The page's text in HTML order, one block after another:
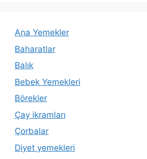
Ana Yemekler
Baharatlar
Balık
Bebek Yemekleri
Börekler
Çay ikramları
Çorbalar
Diyet yemekleri